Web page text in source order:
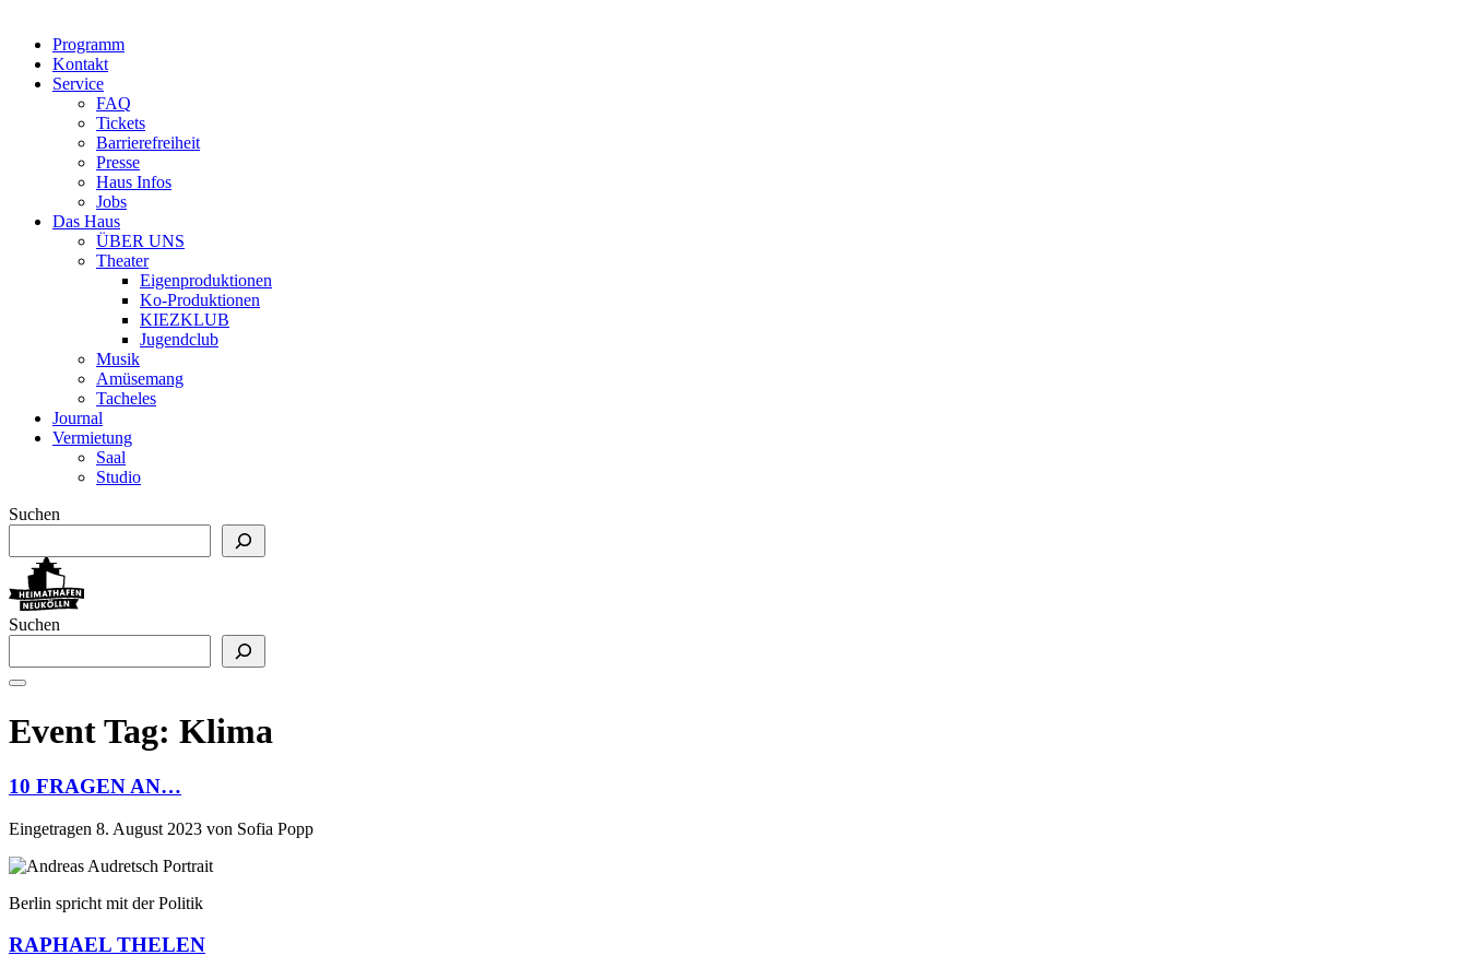
Programm
Kontakt
Service
FAQ
Tickets
Barrierefreiheit
Presse
Haus Infos
Jobs
Das Haus
ÜBER UNS
Theater
Eigenproduktionen
Ko-Produktionen
KIEZKLUB
Jugendclub
Musik
Amüsemang
Tacheles
Journal
Vermietung
Saal
Studio
Suchen
Suchen
Event Tag: Klima
10 FRAGEN AN…
Eingetragen 8. August 2023 von Sofia Popp
Berlin spricht mit der Politik
RAPHAEL THELEN